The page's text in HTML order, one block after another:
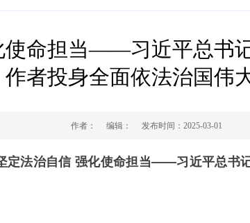
使命担当——习近平总书
作者投身全面依法治国伟
作者： 编辑： 发布时间： 2025-03-01
定法治自信 强化使命担当——习近平总书